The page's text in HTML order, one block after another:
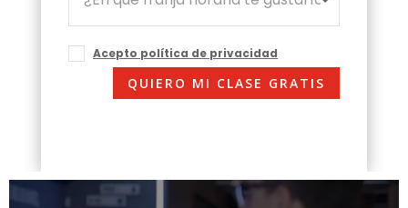
Acepto política de privacidad
QUIERO MI CLASE GRATIS